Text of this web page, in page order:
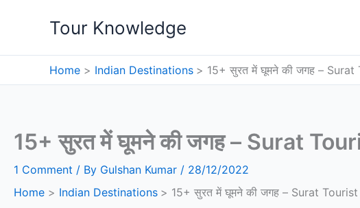
Tour Knowledge
Home Indian Destinations 15+ सुरत में घूमने की जगह –
15+ सुरत में घूमने की जगह – Surat
1 Comment / By Gulshan Kumar / 28/12/2022
Home
Indian Destinations 15+ सुरत में घूमने की जगह – Surat